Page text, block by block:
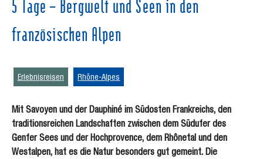
französischen Alpen
Erlebnisreisen Rhône-Alpes
Mit Savoyen und der Dauphiné im Südosten Frankreichs, den
traditionsreichen Landschaften zwischen dem Südufer des
Genfer Sees und der Hochprovence, dem Rhônetal und den
Westalpen, hat es die Natur besonders gut gemeint. Die